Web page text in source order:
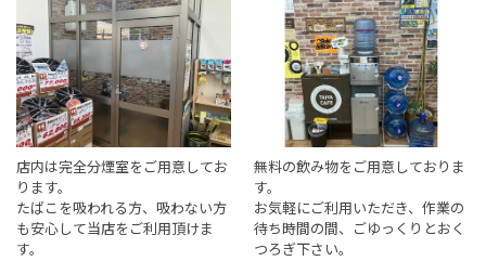
店内は完全分煙室をご用意してお
ります。
たばこを吸われる方、吸わない方
も安心して当店をご利用頂けま
す。
無料の飲み物をご用意しておりま
す。
お気軽にご利用いただき、作業の
待ち時間の間、ごゆっくりとおく
つろぎ下さい。